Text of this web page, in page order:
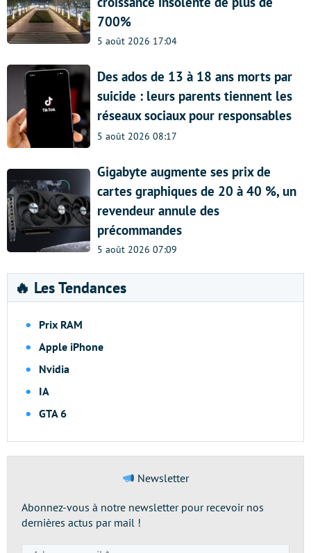
700%
5 août 2026 17:04
Des ados de 13 à 18 ans morts par
suicide : leurs parents tiennent les
réseaux sociaux pour responsables
5 août 2026 08:17
Gigabyte augmente ses prix de
cartes graphiques de 20 à 40 %, un
revendeur annule des
précommandes
5 août 2026 07:09
🔥 Les Tendances
Prix RAM
Apple iPhone
Nvidia
IA
GTA 6
Newsletter
Abonnez-vous à notre newsletter pour recevoir nos
dernières actus par mail !